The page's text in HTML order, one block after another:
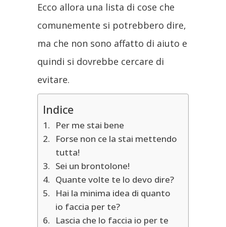
Ecco allora una lista di cose che
comunemente si potrebbero dire,
ma che non sono affatto di aiuto e
quindi si dovrebbe cercare di
evitare.
Indice
Per me stai bene
Forse non ce la stai mettendo
tutta!
Sei un brontolone!
Quante volte te lo devo dire?
Hai la minima idea di quanto
io faccia per te?
Lascia che lo faccia io per te